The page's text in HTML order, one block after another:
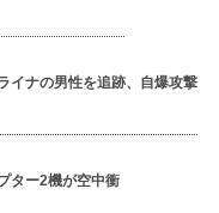
イナの男性を追跡、自爆攻撃
ター2機が空中衝